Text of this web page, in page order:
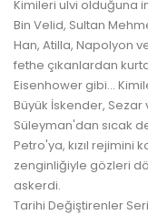
Kimileri ulvi olduğuna
Bin Velid, Sultan
Han, Atilla, Napolyon
fethe çıkanlardan
Eisenhower gibi...
Büyük İskender, Sezar
Süleyman'dan sıcak
Petro'ya, kızıl rejimini
zenginliğiyle gözleri
askerdi.
Tarihi Değiştirenler